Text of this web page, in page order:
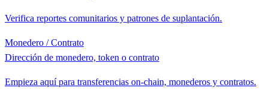
Verifica reportes comunitarios y patrones de suplantación.
Monedero / Contrato
Dirección de monedero, token o contrato
Empieza aquí para transferencias on-chain, monederos y contratos.